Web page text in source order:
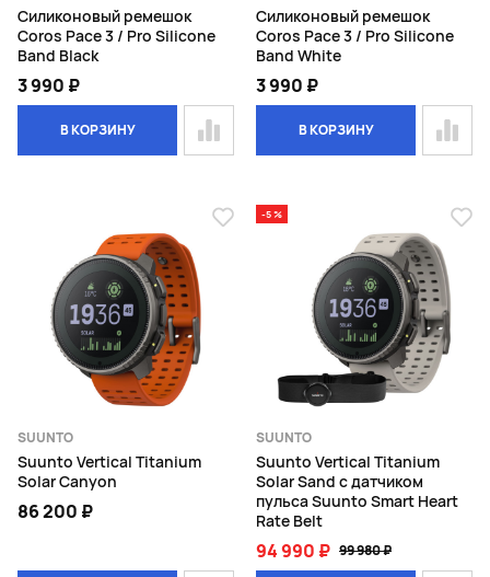
Силиконовый ремешок
Coros Pace 3 / Pro Silicone
Band Black
3 990 ₽
В КОРЗИНУ
Силиконовый ремешок
Coros Pace 3 / Pro Silicone
Band White
3 990 ₽
В КОРЗИНУ
SUUNTO
Suunto Vertical Titanium
Solar Canyon
86 200 ₽
-5 %
SUUNTO
Suunto Vertical Titanium
Solar Sand с датчиком
пульса Suunto Smart Heart
Rate Belt
94 990 ₽ 99 980 ₽